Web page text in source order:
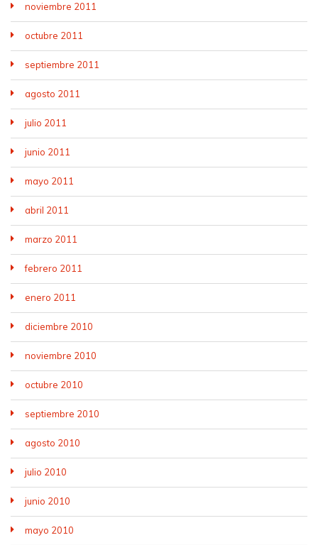
noviembre 2011
octubre 2011
septiembre 2011
agosto 2011
julio 2011
junio 2011
mayo 2011
abril 2011
marzo 2011
febrero 2011
enero 2011
diciembre 2010
noviembre 2010
octubre 2010
septiembre 2010
agosto 2010
julio 2010
junio 2010
mayo 2010